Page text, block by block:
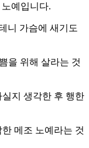
예입니다.
니 가슴에 새기도
을 위해 살라는 것
지 생각한 후 행한
메조 노예라는 것